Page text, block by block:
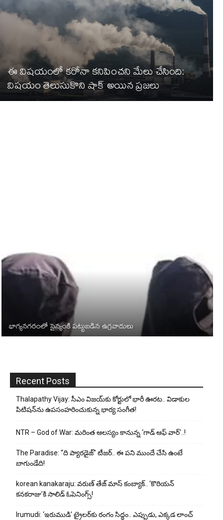
ఈ విషయంలో కరోనా కనిపించని మేలు చేసింది:
విషయం తెలుసుకొని షాక్ అయిన ప్రజలు
భాగ్యనగరంలో సైన్యంకి పట్టుబడిన ఉగ్రవాదులు
Recent Posts
Thalapathy Vijay: సీఎం విజయ్‌కు కోర్టులో భారీ ఊరట.. విడాకుల
పిటిషన్‌ను ఉపసంహరించుకున్న భార్య సంగీత!
NTR – God of War: మరింత ఆలస్యం కానున్న ‘గాడ్ ఆఫ్ వార్’..!
The Paradise: “ది ప్యారడైజ్” టీజర్.. ఈ పని ముందే చేసి ఉంటే
బాగుండేది!
korean kanakaraju: వరుణ్ తేజ్ మాస్ కంబ్యాక్.. ‘కొరియన్
కనకరాజు’కి సాలిడ్ ఓపెనింగ్స్!
Irumudi: ‘ఇరుముడి’ ట్రైలర్‌కు రంగం సిద్ధం.. ఎప్పుడు, ఎక్కడ లాంచ్